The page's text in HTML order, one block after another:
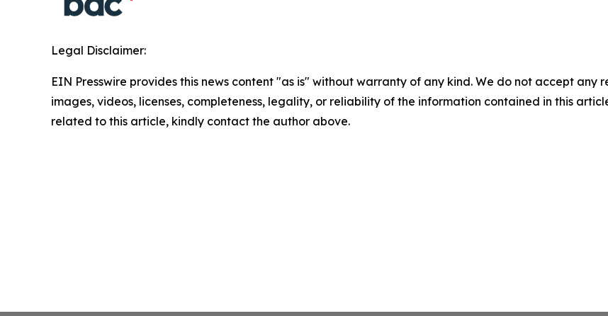
Legal Disclaimer:
EIN Presswire provides this news content "as is" without warranty of any kind. We do not accept
images, videos, licenses, completeness, legality, or reliability of the information contained in this
related to this article, kindly contact the author above.